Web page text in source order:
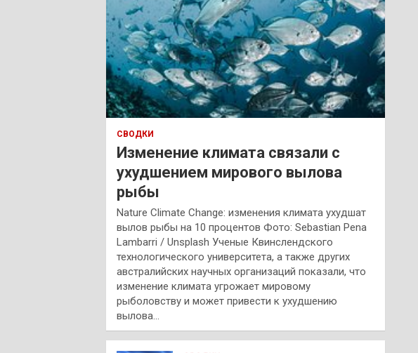
СВОДКИ
Изменение климата связали с
ухудшением мирового вылова
рыбы
Nature Climate Change: изменения климата ухудшат
вылов рыбы на 10 процентов Фото: Sebastian Pena
Lambarri / Unsplash Ученые Квинслендского
технологического университета, а также других
австралийских научных организаций показали, что
изменение климата угрожает мировому
рыболовству и может привести к ухудшению
вылова…